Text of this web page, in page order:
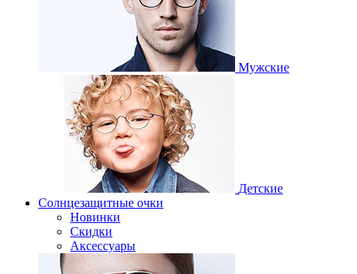
Мужские
Детские
Солнцезащитные очки
Новинки
Скидки
Аксессуары